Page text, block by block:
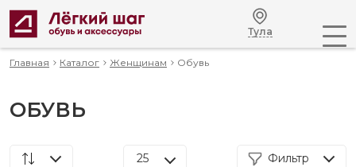
Тула
Главная Каталог Женщинам Обувь
ОБУВЬ
25 Фильтр